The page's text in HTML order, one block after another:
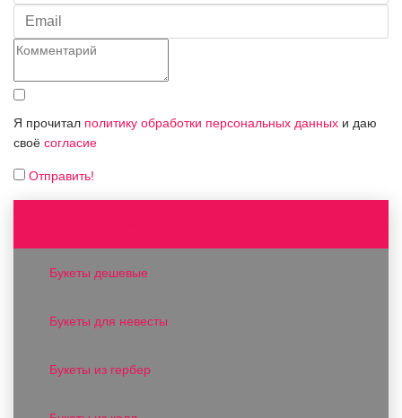
Я прочитал политику обработки персональных данных и даю
своё согласие
Отправить!
Букеты дешевые
Букеты для невесты
Букеты из гербер